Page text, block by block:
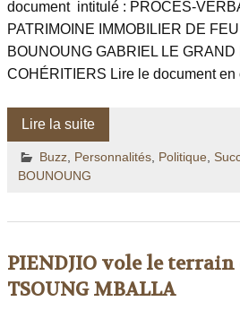
document intitulé : PROCÈS-
PATRIMOINE IMMOBILIER DE
BOUNOUNG GABRIEL LE
COHÉRITIERS Lire le document
Lire la suite
Buzz, Personnalités, Politique,
BOUNOUNG
PIENDJIO vole le terrain
TSOUNG MBALLA